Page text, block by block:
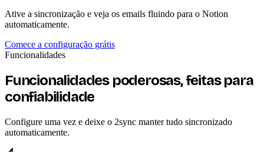
Ative a sincronização e veja os emails fluindo para o Notion
automaticamente.
Comece a configuração grátis
Funcionalidades
Funcionalidades poderosas, feitas para
confiabilidade
Configure uma vez e deixe o 2sync manter tudo sincronizado
automaticamente.